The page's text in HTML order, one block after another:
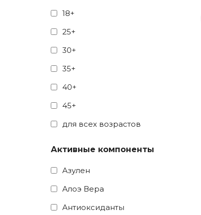
18+
25+
30+
35+
40+
45+
для всех возрастов
Активные компоненты
Азулен
Алоэ Вера
Антиоксиданты